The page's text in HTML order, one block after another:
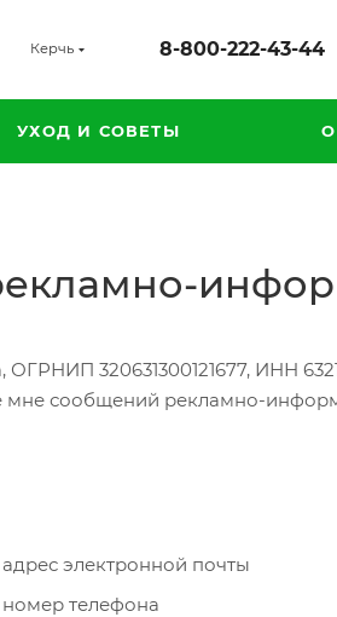
Керчь 8-800-222-43-44
УХОД И СОВЕТЫ
320631300121677, ИНН
мне сообщений рекламно-
адрес электронной почты
номер телефона